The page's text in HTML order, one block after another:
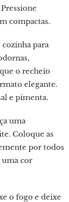
compactas.
para
o recheio
elegante.
e pimenta.
uma
Coloque as
por todos
uma cor
o fogo e deixe